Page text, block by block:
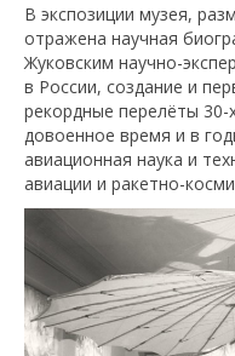
В экспозиции музея,
отражена научная
Жуковским научно-
в России, создание и
рекордные перелёты 30-
довоенное время и в
авиационная наука и
авиации и ракетно-